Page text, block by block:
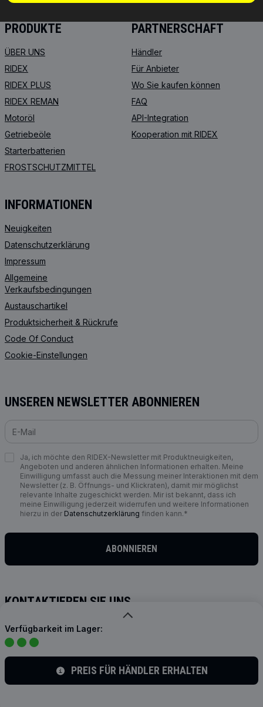
Verfügbarkeit im Lager:
PREIS FÜR HÄNDLER ERHALTEN
PRODUKTE
ÜBER UNS
RIDEX
RIDEX PLUS
RIDEX REMAN
Motoröl
Getriebeöle
Starterbatterien
FROSTSCHUTZMITTEL
PARTNERSCHAFT
Händler
Für Anbieter
Wo Sie kaufen können
FAQ
API-Integration
Kooperation mit RIDEX
INFORMATIONEN
Neuigkeiten
Datenschutzerklärung
Impressum
Allgemeine
Verkaufsbedingungen
Austauschartikel
Produktsicherheit & Rückrufe
Code Of Conduct
Cookie-Einstellungen
KONTAKTIEREN SIE UNS
info@ridex.de
AUF SOCIAL MEDIA FOLGEN
UNSEREN NEWSLETTER ABONNIEREN
Ja, ich möchte den RIDEX-Newsletter mit Produktneuigkeiten,
Angeboten und anderen ähnlichen Informationen erhalten. Meine
Einwilligung umfasst auch die Messung meiner Interaktionen mit dem
Newsletter (z. B. Öffnungs- und Klickraten), damit mir möglichst
relevante Inhalte zugeschickt werden. Mir ist bekannt, dass ich
meine Einwilligung jederzeit widerrufen und weitere Informationen
hierzu in der Datenschutzerklärung finden kann.*
ABONNIEREN